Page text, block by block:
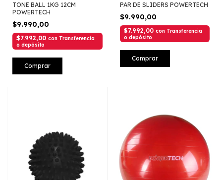
TONE BALL 1KG 12CM
POWERTECH
$9.990,00
$7.992,00 con Transferencia
o depósito
Comprar
PAR DE SLIDERS POWERTECH
$9.990,00
$7.992,00 con Transferencia
o depósito
Comprar